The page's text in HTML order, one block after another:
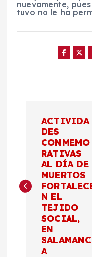
nuevamente,
tuvo no le ha
e
ACTIVIDA
DES
CONMEMO
RATIVAS
AL DÍA DE
MUERTOS
N EL
TEJIDO
SOCIAL,
EN
SALAMANC
A